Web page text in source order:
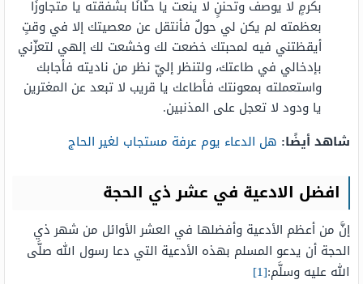
بكرمٍ لا يوصف وتحننٍ لا ينعت يا حنّانًا بشفقته يا متجاوزًا
بعظمته لم يكن لي حولٌ فأنتقل عن معصيتك إلا في وقتٍ
أيقظتني فيه لمحبتك خضعت لك وخشعت لك إلهي لتعزّني
بإدخالي في طاعتك، ولتنظر إليّ نظر من ناديته فأجابك
واستعملته بمعونتك فأطاعك يا قريب لا تبعد عن المغترين
يا ودود لا تعجل على المذنبين.
شاهد أيضًا: هل الدعاء يوم عرفة مستجاب لغير الحاج
افضل الادعية في عشر ذي الحجة
إنَّ من أعظم الأدعية وأفضلها في العشر الأوائل من شهر ذي
الحجة أن يدعو المسلم بهذه الأدعية التي دعا رسول الله صلَّى
الله عليه وسلَّم:[1]